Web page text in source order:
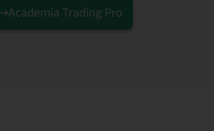
Academia Trading Pro